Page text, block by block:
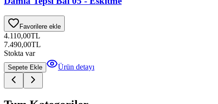
Favorilere ekle
4.110,00TL
7.490,00TL
Stokta var
Sepete Ekle Ürün detayı